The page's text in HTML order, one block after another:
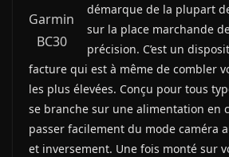
Garmin
BC30
démarque de la plupart
sur la place marchande
précision. C’est un
facture qui est à même de combler
les plus élevées. Conçu pour tous
se branche sur une alimentation en
passer facilement du mode caméra
et inversement. Une fois monté sur